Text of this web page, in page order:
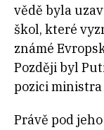
vědě byla
škol, které
známé
Později byl
pozici
Právě pod